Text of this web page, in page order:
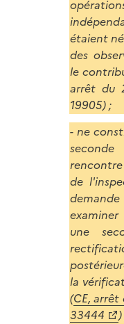
étaient
des
le
arrêt du
19905) ;
- ne
de
une
la
(CE, arrêt
33444